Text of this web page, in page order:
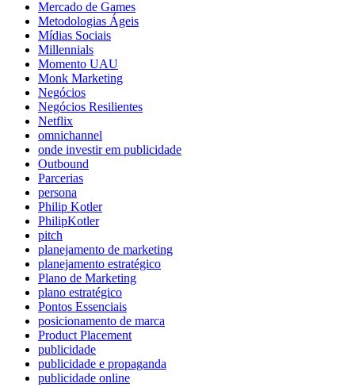
Mercado de Games
Metodologias Ágeis
Mídias Sociais
Millennials
Momento UAU
Monk Marketing
Negócios
Negócios Resilientes
Netflix
omnichannel
onde investir em publicidade
Outbound
Parcerias
persona
Philip Kotler
PhilipKotler
pitch
planejamento de marketing
planejamento estratégico
Plano de Marketing
plano estratégico
Pontos Essenciais
posicionamento de marca
Product Placement
publicidade
publicidade e propaganda
publicidade online